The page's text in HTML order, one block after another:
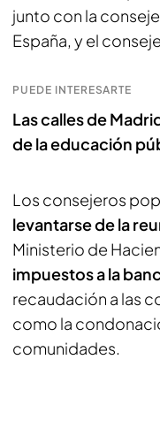
junto con la
España, y el
PUEDE INTERESARTE
Las calles de
de la educación
Los consejeros
levantarse de la
Ministerio de
impuestos a la
recaudación a las
como la
comunidades.